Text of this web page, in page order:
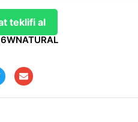
teklifi al